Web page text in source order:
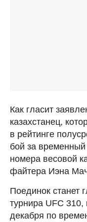
Как гласит
казахстанец,
в рейтинге
бой за временный
номера весовой
файтера Иэна
Поединок станет
турнира UFC 310,
декабря по